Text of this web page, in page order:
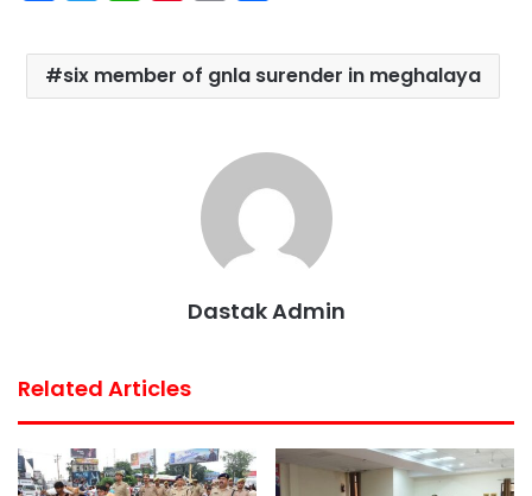
c
e
i
t
a
t
n
t
a
i
a
r
six member of gnla surender in meghalaya
Dastak Admin
Related Articles